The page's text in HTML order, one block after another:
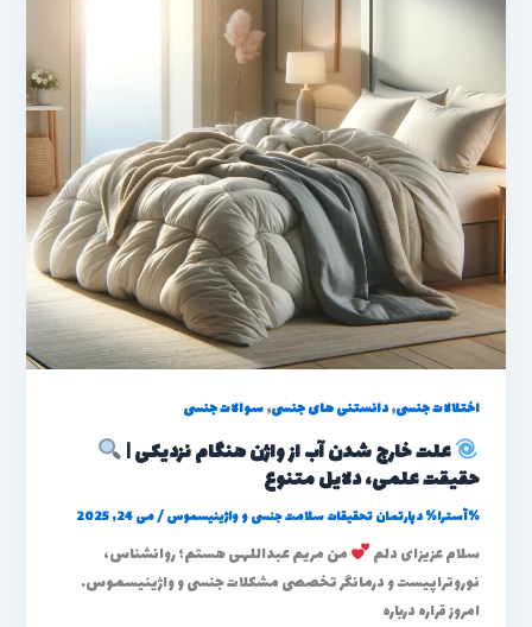
اختلالات جنسی,دانستنی های جنسی,سوالات جنسی
علت خارج شدن آب از واژن هنگام نزدیکی |
حقیقت علمی، دلایل متنوع
%آسترا%دپارتمان تحقیقات سلامت جنسی و واژینیسموس/می 24, 2025
سلام عزیزای دلم
من مریم عبداللهی هستم؛ روانشناس،
نوروتراپیست و درمانگر تخصصی مشکلات جنسی و واژینیسموس.
امروز قراره درباره